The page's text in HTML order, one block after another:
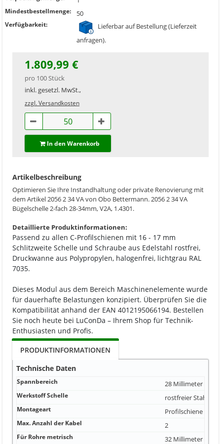
Mindestbestellmenge: 50
Verfügbarkeit:
Lieferbar auf Bestellung (Lieferzeit
anfragen).
1.809,99 €
pro 100 Stück
inkl. gesetzl. MwSt.,
zzgl. Versandkosten
In den Warenkorb
Artikelbeschreibung
Optimieren Sie Ihre Instandhaltung oder private Renovierung mit
dem Artikel 2056 2 34 VA von Obo Bettermann. 2056 2 34 VA
Bügelschelle 2-fach 28-34mm, V2A, 1.4301.
Detaillierte Produktinformationen:
Passend zu allen C-Profilschienen mit 16 - 17 mm
Schlitzweite Schelle und Schraube aus Edelstahl rostfrei,
Druckwanne aus Polypropylen, halogenfrei, lichtgrau RAL
7035.
Dieses Modul aus dem Bereich Maschinenelemente wurde
für dauerhafte Belastungen konzipiert. Überprüfen Sie die
Kompatibilität anhand der EAN 4012195066194. Bestellen
Sie noch heute bei LuConDa – Ihrem Shop für Technik-
Enthusiasten und Profis.
PRODUKTINFORMATIONEN
Technische Daten
Spannbereich 28 Millimeter
Werkstoff Schelle rostfreier Stahl
Montageart Profilschiene
Max. Anzahl der Kabel 2
Für Rohre metrisch 32 Millimeter